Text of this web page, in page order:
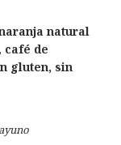
natural
, café de
gluten, sin